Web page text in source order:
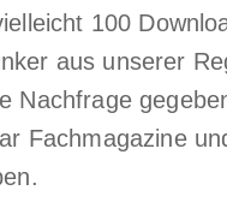
100
aus unserer
Nachfrage
Fachmagazine